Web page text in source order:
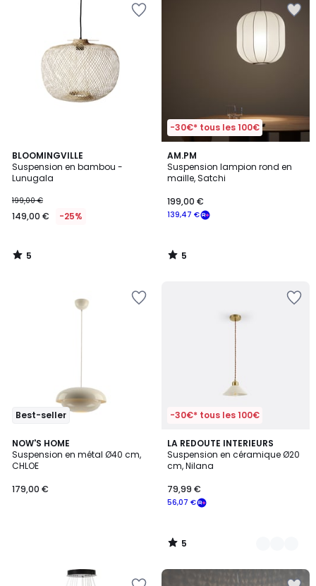
BLOOMINGVILLE
Suspension en bambou -
Lunugala
199,00 €
149,00 € -25%
5
/
5
5
/
-30€* tous les 100€
AM.PM
Suspension lampion rond en
maille, Satchi
139,47 €
199,00 €
5
/
5
5
/
Best-seller
NOW'S HOME
Suspension en métal Ø40 cm,
CHLOE
179,00 €
-30€* tous les 100€
LA REDOUTE INTERIEURS
Suspension en céramique Ø20
cm, Nilana
56,07 €
79,99 €
5
/
5
3
Couleurs
5
/